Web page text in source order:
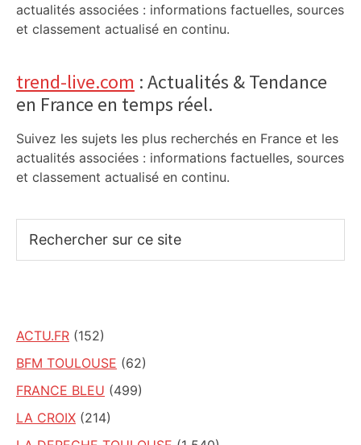
actualités associées : informations factuelles, sources
et classement actualisé en continu.
trend-live.com : Actualités & Tendance
en France en temps réel.
Suivez les sujets les plus recherchés en France et les
actualités associées : informations factuelles, sources
et classement actualisé en continu.
sur
ACTU.FR (152)
BFM TOULOUSE (62)
FRANCE BLEU (499)
LA CROIX (214)